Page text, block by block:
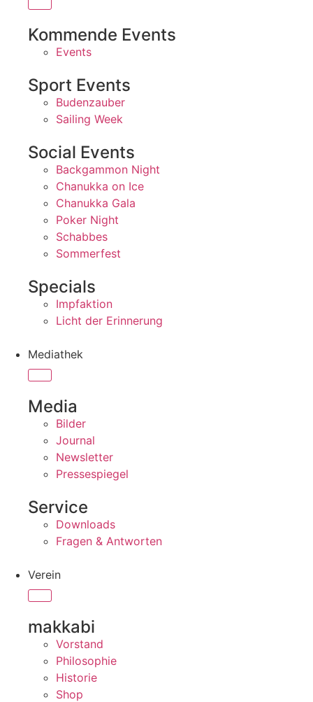
Kommende Events
Events
Sport Events
Budenzauber
Sailing Week
Social Events
Backgammon Night
Chanukka on Ice
Chanukka Gala
Poker Night
Schabbes
Sommerfest
Specials
Impfaktion
Licht der Erinnerung
Mediathek
Media
Bilder
Journal
Newsletter
Pressespiegel
Service
Downloads
Fragen & Antworten
Verein
makkabi
Vorstand
Philosophie
Historie
Shop